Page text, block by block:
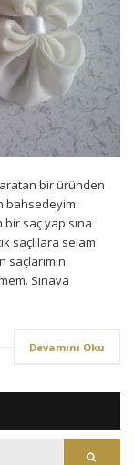
bir üründen
bahsedeyim.
saç yapısına
saçlılara selam
Sınava
Devamını Oku